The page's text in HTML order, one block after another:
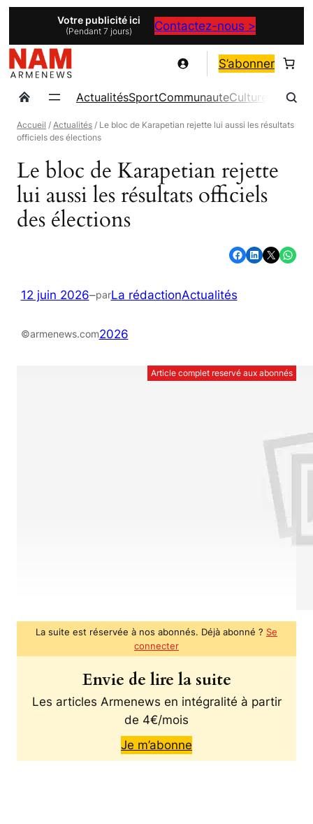
contenu
Votre publicité ici
(Pendant 7 jours) Contactez-nous >
S’abonner
ActualitésSportCommunauteCulture
Accueil /Actualités / Le bloc de Karapetian rejette lui aussi les résultats
officiels des élections
Le bloc de Karapetian rejette
lui aussi les résultats officiels
des élections
Partager sur Facebook Partager sur LinkedIn Partager sur X Partager sur WhatsApp
12 juin 2026–parLa rédactionActualités
©armenews.com2026
Article complet reservé aux abonnés
La suite est réservée à nos abonnés. Déjà abonné ? Se
connecter
Envie de lire la suite
Les articles Armenews en intégralité à partir
de 4€/mois
Je m’abonne